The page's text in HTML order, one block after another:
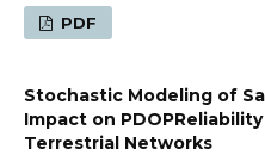
PDF
Stochastic Modeling of
Impact on
Terrestrial Networks